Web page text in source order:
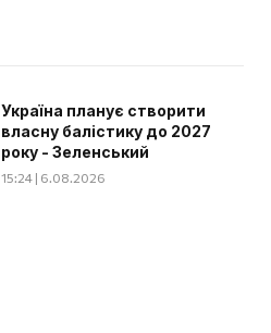
Україна планує створити
власну балістику до 2027
року - Зеленський
15:24 | 6.08.2026